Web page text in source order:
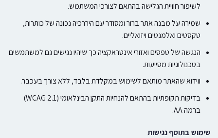
לשיפור חוויית הגלישה בהתאם לצורכי המשתמש.
שמירה על מבנה אתר ברור ומסודר עם היררכיה נכונה של כותרות,
טקסטים ואלמנטים ויזואליים.
הנגשה של טפסים ואזורי אינטראקציה כך שיהיו נגישים גם למשתמשים
בטכנולוגיות מסייעות.
ווידוא שהאתר מותאם לשימוש במקלדת בלבד, ללא צורך בעכבר.
בדיקות תקופתיות בהתאם להנחיות התקן הבינלאומי (WCAG 2.1)
ברמה AA.
שימוש בתוסף נגישות